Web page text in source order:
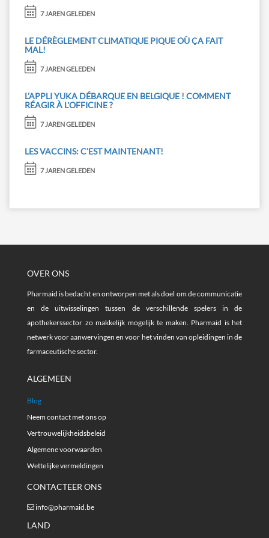
7 JAREN GELEDEN
LE DÉRÈGLEMENT CLIMATIQUE PIQUE OÙ ÇA FAIT
MAL!
7 JAREN GELEDEN
L’APPLI YUKA DÉBARQUE EN BELGIQUE ! COMMENT
RÉAGIR À L'OFFICINE ?
7 JAREN GELEDEN
LES VACCINS: C’EST MAINTENANT!
7 JAREN GELEDEN
OVER ONS
Pharmaid is bedacht en ontworpen met als doel om de communicatie
en de uitwisselingen tussen de verschillende spelers in de
apothekerssector zo makkelijk mogelijk te maken. Pharmaid is het
netwerk voor aanwervingen en voor het vinden van opleidingen in de
farmaceutische sector.
ALGEMEEN
Blog
Neem contact met ons op
Vertrouwelijkheidsbeleid
Algemene voorwaarden
Wettelijke vermeldingen
CONTACTEER ONS
info@pharmaid.be
LAND